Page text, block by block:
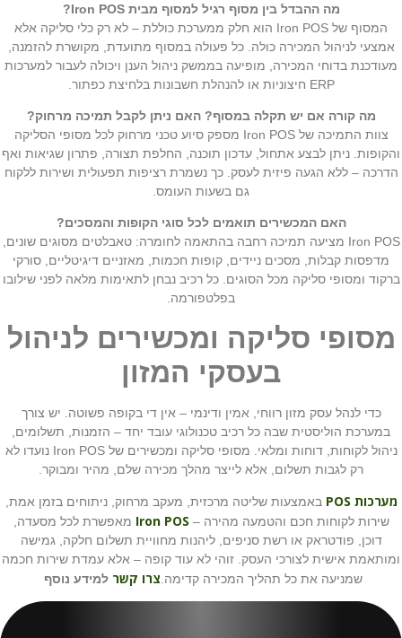
מה ההבדל בין מסוף רגיל למסוף מבית Iron POS?
המסוף של Iron POS הוא חלק ממערכת כוללת – לא רק כלי סליקה אלא
אמצעי לניהול המכירה כולה. כל פעולה במסוף מתועדת, מקושרת להזמנה,
מעודכנת בדוחי המכירה, מופיעה בממשק ניהול הענן ויכולה לעבור למערכות
ERP חיצוניות או להנהלת חשבונות בלחיצת כפתור.
מה קורה אם יש תקלה במסוף? האם ניתן לקבל תמיכה מרחוק?
צוות התמיכה של Iron POS מספק סיוע טכני מרחוק לכל מסופי הסליקה
והקופות. ניתן לבצע אתחול, עדכון תוכנה, החלפת תצורה, פתרון שגיאות ואף
הדרכה – ללא הגעה פיזית לעסק. כך נשמרת רציפות תפעולית ושירות ללקוח
גם בשעות העומס.
האם המכשירים תואמים לכל סוגי הקופות והמסכים?
Iron POS מציעה תמיכה רחבה בהתאמה לחומרה: טאבלטים מסוגים שונים,
מדפסות קבלות, מסכים ניידים, קופות חכמות, מאזניים דיגיטליים, סורקי
ברקוד ומסופי סליקה מכל הסוגים. כל רכיב נבחן לתאימות מלאה לפני שילובו
בפלטפורמה.
מסופי סליקה ומכשירים לניהול
בעסקי המזון
כדי לנהל עסק מזון רווחי, אמין ודינמי – אין די בקופה פשוטה. יש צורך
במערכת הוליסטית שבה כל רכיב טכנולוגי עובד יחד – הזמנות, תשלומים,
ניהול לקוחות, דוחות ומלאי. מסופי סליקה ומכשירים של Iron POS נועדו לא
רק לגבות תשלום, אלא לייצר מהלך מכירה שלם, מהיר ומבוקר.
מערכות POS
באמצעות שליטה מרכזית, מעקב מרחוק, ניתוחים בזמן אמת,
שירות לקוחות חכם והטמעה מהירה – Iron POS מאפשרת לכל מסעדה,
דוכן, פודטראק או רשת סניפים, ליהנות מחוויית תשלום חלקה, גמישה
ומותאמת אישית לצורכי העסק. זוהי לא עוד קופה – אלא עמדת שירות חכמה
שמניעה את כל תהליך המכירה קדימה. צרו קשר למידע נוסף